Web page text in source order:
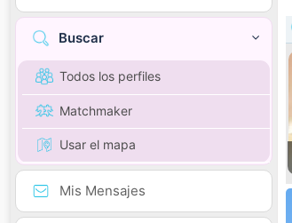
Buscar
Todos los perfiles
Matchmaker
Usar el mapa
Mis Mensajes